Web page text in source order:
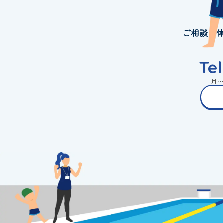
ご相談・
月